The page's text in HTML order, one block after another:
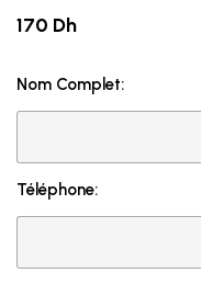
170 Dh
Nom Complet:
Téléphone: